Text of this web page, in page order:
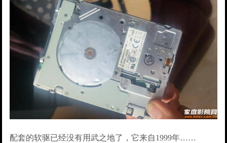
配套的软驱已经没有用武之地了，它来自1999年……